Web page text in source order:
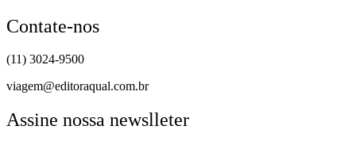
Contate-nos
(11) 3024-9500
viagem@editoraqual.com.br
Assine nossa newslleter